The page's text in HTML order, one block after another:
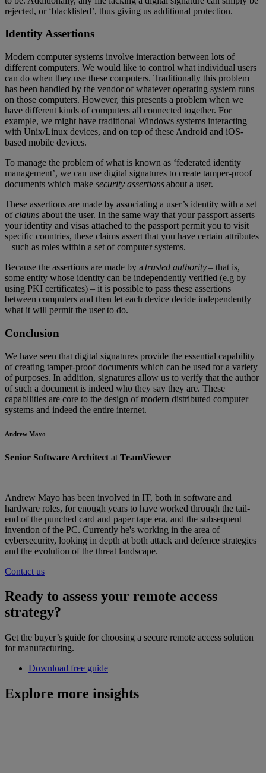
rejected, or ‘blacklisted’, thus giving us additional protection.
Identity Assertions
Modern computer systems involve interaction between lots of
different computers. We would like to control what individual users
can do when they use these computers. Traditionally this problem
has been handled by the vendor of whatever operating system runs
on those computers. However, this presents a problem when we
have different kinds of computers all connected together. For
example, we might have traditional Windows systems interacting
with Unix/Linux devices, and on top of these Android and iOS-
based mobile devices.
To manage the problem of what is known as ‘federated identity
management’, we can use digital signatures to create tamper-proof
documents which make security assertionsabout a user.
These assertions are made by associating a user’s identity with a set
ofclaims about the user. In the same way that your passport asserts
your identity and visas attached to the passport permit you to visit
specific countries, these claims assert that you have certain attributes
– such as roles within a set of computer systems.
Because the assertions are made by a trusted authority– that is,
some entity whose identity can be independently verified (e.g by
using PKI certificates) – it is possible to pass these assertions
between computers and then let each device decide independently
what it will permit the user to do.
Conclusion
We have seen that digital signatures provide the essential capability
of creating tamper-proof documents which can be used for a variety
of purposes. In addition, signatures allow us to verify that the author
of such a document is indeed who they say they are. These
capabilities are core to the design of modern distributed computer
systems and indeed the entire internet.
Andrew Mayo
Senior Software Architect at TeamViewer
Andrew Mayo has been involved in IT, both in software and
hardware roles, for enough years to have worked through the tail-
end of the punched card and paper tape era, and the subsequent
invention of the PC. Currently he's working in the area of
cybersecurity, looking in depth at both attack and defence strategies
and the evolution of the threat landscape.
Contact us
Ready to assess your remote access
strategy?
Get the buyer’s guide for choosing a secure remote access solution
for manufacturing.
Download free guide
Explore more insights